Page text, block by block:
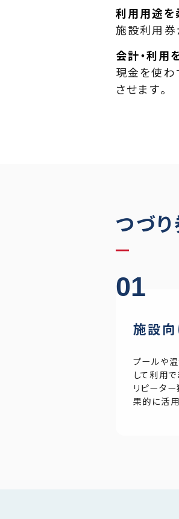
利用用途を
施設利用券
会計・利用
現金を使わ
させます。
つづり
01
施設
プールや
して利用
リピータ
果的に活